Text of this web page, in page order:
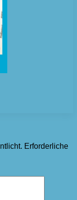
Erforderliche